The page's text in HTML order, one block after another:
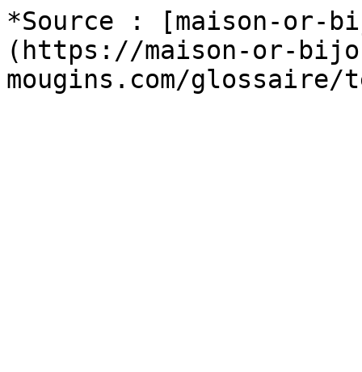
*Source : [maison-or-
(https://maison-or-